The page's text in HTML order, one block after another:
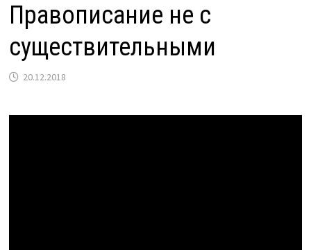
Правописание не с
существительными
20.12.2018